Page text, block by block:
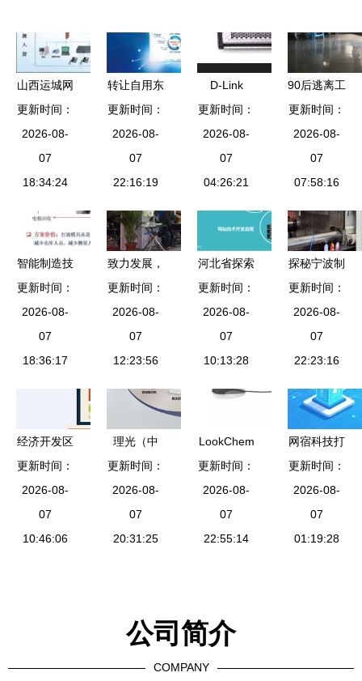
山西运城网
络电话包月
服务 24小
时任打，优
化通信效率
更新时间：
2026-08-
07
18:34:24
转让自用东
风天龙油罐
车及设备选
型核心要素
分析
更新时间：
2026-08-
07
22:16:19
D-Link
DSN-3400
xStack
Storage 智
能存储区域
之选
更新时间：
2026-08-
07
04:26:21
90后逃离工
厂 是网络
浪潮下的理
性选择，还
是“吃饱了
更新时间：
2026-08-
07
07:58:16
智能制造技
术与数字化
工厂应用
——网络技
术服务的核
更新时间：
2026-08-
07
18:36:17
致力发展，
前景无限
——记天津
富东印刷材
料厂的网络
型之路
更新时间：
2026-08-
07
12:23:56
河北省探索
互联网产业
集群有效运
营模式 网
络技术服务
更新时间：
2026-08-
07
10:13:28
探秘宁波制
造小巨人⑦
方正 从产
品输出到服
务赋能的网
之路
更新时间：
2026-08-
07
22:23:16
经济开发区
小程序开发
网络技术服
务的新引擎
更新时间：
2026-08-
07
10:46:06
理光（中
国）投资确
认出席
2023国际
绿色零碳
展
更新时间：
2026-08-
07
20:31:25
LookChem
全球化工领
域的专业信
息与贸易服
务平台
更新时间：
2026-08-
07
22:55:14
网宿科技打
响CDN涨价
第一枪 产
业变局下，
十大龙头厂
更新时间：
2026-08-
07
01:19:28
公司简介
COMPANY